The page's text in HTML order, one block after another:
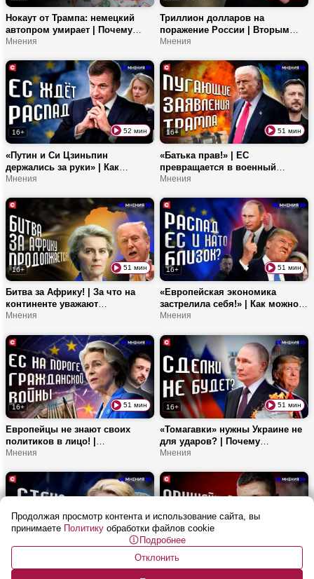
Нокаут от Трампа: немецкий
автопром умирает | Почему
Германия потеряла
диалог с Россией?
Мнения
Триллион долларов на
поражение России | Вторым
Минским соглашениям быть? |
Мнения
16+ 52 мин
«Путин и Си Цзиньпин
держались за руки» | Как
должен измениться ЕС? |
интеграции! | G20 уже в
прошлом?
Мнения
16+ 51 мин
«Батька прав!» | ЕС
превращается в военный
полигон? | Взрывы в Польше –
Коррупционные аферы
европолитиков!
Мнения
16+ 51 мин
Битва за Африку! | За что на
континенте уважают
Лукашенко? | АПК под ключ и
предложить Минск?
Мнения
16+ 51 мин
«Европейская экономика
застрелила себя!» | Как можно
противостоять Западу? |
«Белавиа» | Почему ЕС боится
«Машу и Медведя»?
Мнения
16+ 51 мин
Европейцы не знают своих
политиков в лицо! |
Коллективный ли сегодня
развалить ЕС?
Мнения
16+ 51 мин
«Томагавки» нужны Украине не
для ударов? | Почему
сорвалась встреча в
Трампа за нос?
Мнения
51 мин
Игрушка ЕС стоимостью 7 млрд
16+
«Код украинского народа
Продолжая просмотр контента и использование сайта, вы
принимаете Политику обработки файлов cookie
Подробнее
Отклонить